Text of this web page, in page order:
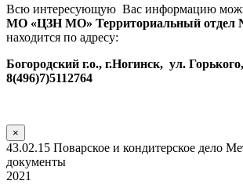
Всю интересующую Вас информацию
МО «ЦЗН МО» Территориальный отдел
находится по адресу:
Богородский г.о., г.Ногинск, ул.
8(496)7)5112764
×
43.02.15 Поварское и кондитерское дело
документы
2021